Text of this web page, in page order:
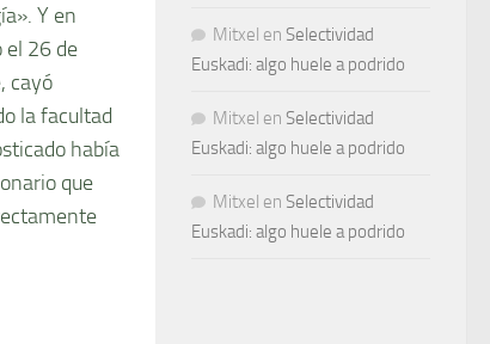
Y en
el 26 de
cayó
la facultad
había
que
Mitxel en Selectividad
Euskadi: algo huele a podrido
Mitxel en Selectividad
Euskadi: algo huele a podrido
Mitxel en Selectividad
Euskadi: algo huele a podrido